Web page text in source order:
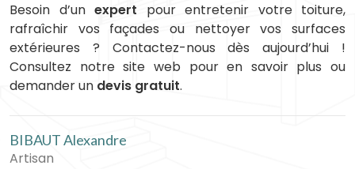
Besoin d’un expert pour entretenir votre toiture,
rafraîchir vos façades ou nettoyer vos surfaces
extérieures ? Contactez-nous dès aujourd’hui !
Consultez notre site web pour en savoir plus ou
demander un devis gratuit.
BIBAUT Alexandre
Artisan